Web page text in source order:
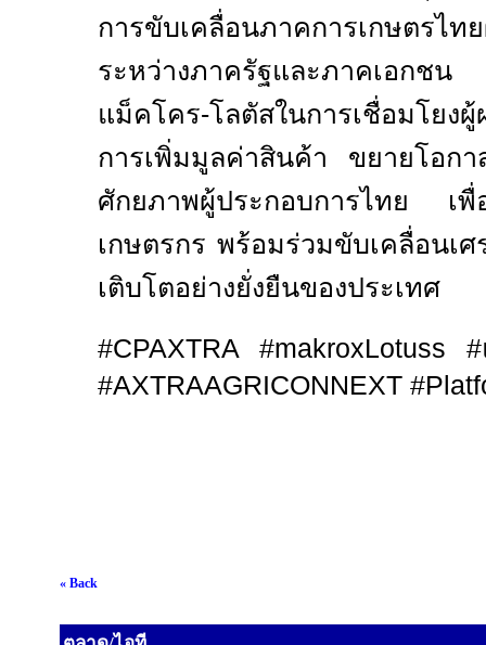
การขับเคลื่อนภาคการเกษตรไท
ระหว่างภาครัฐและภาคเอกช
แม็คโคร-โลตัสในการเชื่อมโย
การเพิ่มมูลค่าสินค้า ขยายโอกา
ศักยภาพผู้ประกอบการไทย เพื่
เกษตรกร พร้อมร่วมขับเคลื่อนเ
เติบโตอย่างยั่งยืนของประเทศ
#CPAXTRA #makroxLotuss #
#AXTRAAGRICONNEXT
« Back